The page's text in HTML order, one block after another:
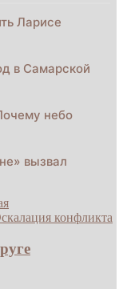
Ларисе
в Самарской
небо
вызвал
конфликта